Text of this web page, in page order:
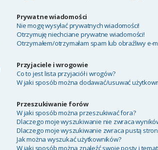
Prywatne wiadomości
Nie mogę wysyłać prywatnych wiadomości!
Otrzymuję niechciane prywatne wiadomości!
Otrzymałem/otrzymałam spam lub obraźliwy e-
Przyjaciele i wrogowie
Co to jest lista przyjaciół i wrogów?
W jaki sposób można dodawać/usuwać
Przeszukiwanie forów
W jaki sposób można przeszukiwać fora?
Dlaczego moje wyszukiwanie nie zwraca
Dlaczego moje wyszukiwanie zwraca pustą
Jak można wyszukać użytkowników?
W jaki sposób można znaleźć swoje posty i